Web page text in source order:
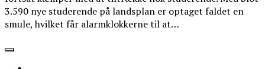
3.590 nye studerende på landsplan er optaget faldet en
smule, hvilket får alarmklokkerne til at…